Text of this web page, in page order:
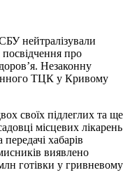
нейтралізували
про
Незаконну
ТЦК у Кривому
своїх підлеглих та ще
місцевих лікарень
хабарів
виявлено
готівки у гривневому